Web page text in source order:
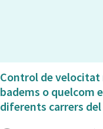
Control de
badems o quelcom
diferents carrers